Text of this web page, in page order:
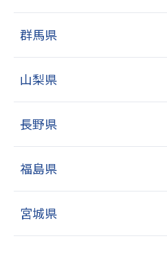
群馬県
山梨県
長野県
福島県
宮城県